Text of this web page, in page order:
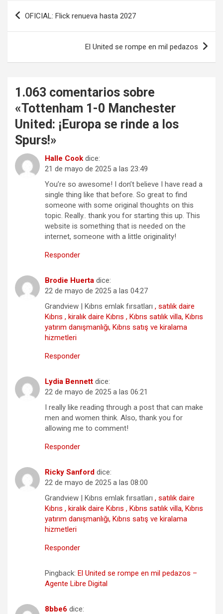
Navegación
OFICIAL: Flick renueva hasta 2027
El United se rompe en mil pedazos
1.063 comentarios sobre
«Tottenham 1-0 Manchester
United: ¡Europa se rinde a los
Spurs!»
Halle Cook dice:
21 de mayo de 2025 a las 23:49
You’re so awesome! I don’t believe I have read a
single thing like that before. So great to find
someone with some original thoughts on this
topic. Really.. thank you for starting this up. This
website is something that is needed on the
internet, someone with a little originality!
Responder
Brodie Huerta dice:
22 de mayo de 2025 a las 04:27
Grandview | Kıbrıs emlak fırsatları , satılık daire
Kıbrıs , kiralık daire Kıbrıs , Kıbrıs satılık villa, Kıbrıs
yatırım danışmanlığı, Kıbrıs satış ve kiralama
hizmetleri
Responder
Lydia Bennett dice:
22 de mayo de 2025 a las 06:21
I really like reading through a post that can make
men and women think. Also, thank you for
allowing me to comment!
Responder
Ricky Sanford dice:
22 de mayo de 2025 a las 08:00
Grandview | Kıbrıs emlak fırsatları , satılık daire
Kıbrıs , kiralık daire Kıbrıs , Kıbrıs satılık villa, Kıbrıs
yatırım danışmanlığı, Kıbrıs satış ve kiralama
hizmetleri
Responder
Pingback: El United se rompe en mil pedazos –
Agente Libre Digital
8bbe6 dice: